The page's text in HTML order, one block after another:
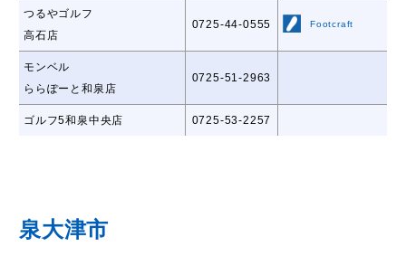
つるやゴルフ
高石店
0725-44-0555 Footcraft
モンベル
ららぽーと和泉店
0725-51-2963
ゴルフ5和泉中央店 0725-53-2257
泉大津市